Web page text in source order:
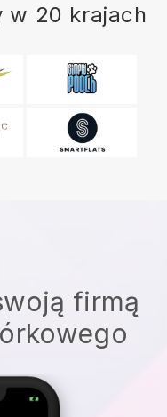
w 20 krajach
firmą